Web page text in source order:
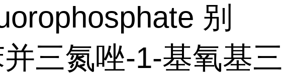
别
三氮唑-1-基氧基三